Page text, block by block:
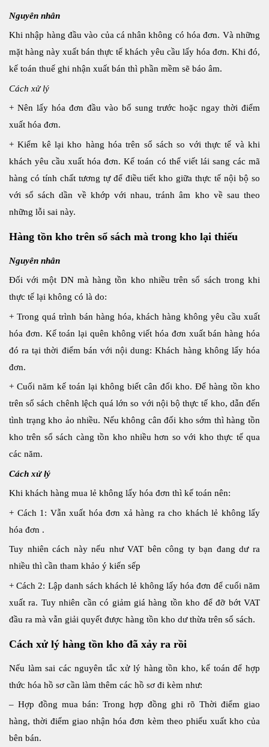
Nguyên nhân
Khi nhập hàng đầu vào của cá nhân không có hóa đơn. Và những
mặt hàng này xuất bán thực tế khách yêu cầu lấy hóa đơn. Khi đó,
kế toán thuế ghi nhận xuất bán thì phần mềm sẽ báo âm.
Cách xử lý
+ Nên lấy hóa đơn đầu vào bổ sung trước hoặc ngay thời điểm
xuất hóa đơn.
+ Kiểm kê lại kho hàng hóa trên sổ sách so với thực tế và khi
khách yêu cầu xuất hóa đơn. Kế toán có thể viết lái sang các mã
hàng có tính chất tương tự để điều tiết kho giữa thực tế nội bộ so
với sổ sách dần về khớp với nhau, tránh âm kho về sau theo
những lỗi sai này.
Hàng tồn kho trên sổ sách mà trong kho lại thiếu
Nguyên nhân
Đối với một DN mà hàng tồn kho nhiều trên sổ sách trong khi
thực tế lại không có là do:
+ Trong quá trình bán hàng hóa, khách hàng không yêu cầu xuất
hóa đơn. Kế toán lại quên không viết hóa đơn xuất bán hàng hóa
đó ra tại thời điểm bán với nội dung: Khách hàng không lấy hóa
đơn.
+ Cuối năm kế toán lại không biết cân đối kho. Để hàng tồn kho
trên sổ sách chênh lệch quá lớn so với nội bộ thực tế kho, dẫn đến
tình trạng kho ảo nhiều. Nếu không cân đối kho sớm thì hàng tồn
kho trên sổ sách càng tồn kho nhiều hơn so với kho thực tế qua
các năm.
Cách xử lý
Khi khách hàng mua lẻ không lấy hóa đơn thì kế toán nên:
+ Cách 1: Vẫn xuất hóa đơn xả hàng ra cho khách lẻ không lấy
hóa đơn .
Tuy nhiên cách này nếu như VAT bên công ty bạn đang dư ra
nhiều thì cần tham khảo ý kiến sếp
+ Cách 2: Lập danh sách khách lẻ không lấy hóa đơn để cuối năm
xuất ra. Tuy nhiên cần có giảm giá hàng tồn kho để đỡ bớt VAT
đầu ra mà vẫn giải quyết được hàng tồn kho dư thừa trên sổ sách.
Cách xử lý hàng tồn kho đã xảy ra rồi
Nếu làm sai các nguyên tắc xử lý hàng tồn kho, kế toán để hợp
thức hóa hồ sơ cần làm thêm các hồ sơ đi kèm như:
– Hợp đồng mua bán: Trong hợp đồng ghi rõ Thời điểm giao
hàng, thời điểm giao nhận hóa đơn kèm theo phiếu xuất kho của
bên bán.